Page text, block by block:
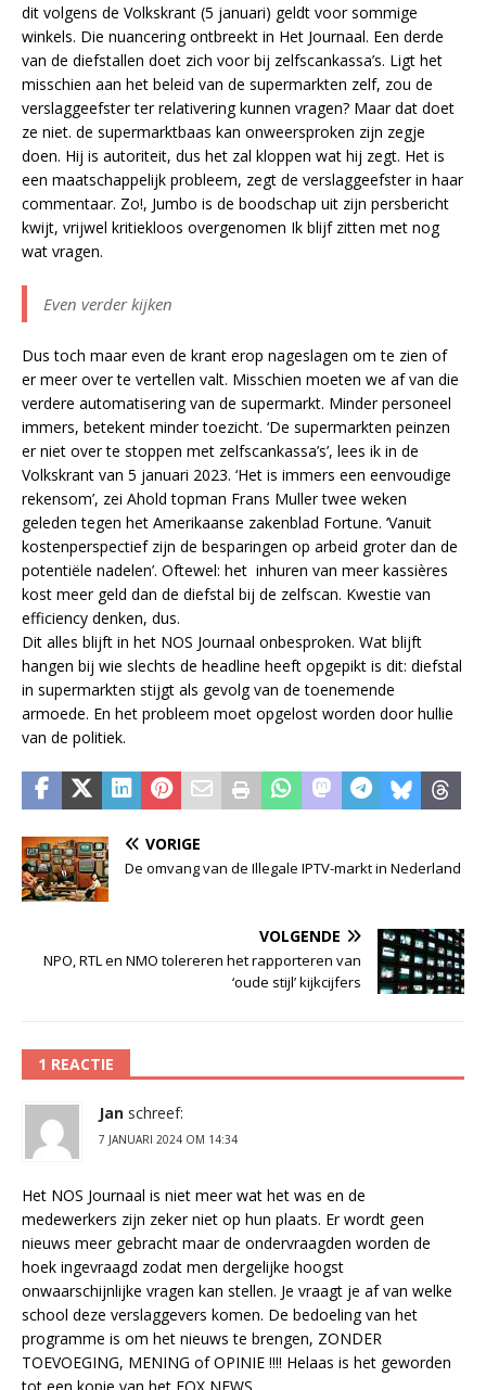
dit volgens de Volkskrant (5 januari) geldt voor sommige
winkels. Die nuancering ontbreekt in Het Journaal. Een derde
van de diefstallen doet zich voor bij zelfscankassa’s. Ligt het
misschien aan het beleid van de supermarkten zelf, zou de
verslaggeefster ter relativering kunnen vragen? Maar dat doet
ze niet. de supermarktbaas kan onweersproken zijn zegje
doen. Hij is autoriteit, dus het zal kloppen wat hij zegt. Het is
een maatschappelijk probleem, zegt de verslaggeefster in haar
commentaar. Zo!, Jumbo is de boodschap uit zijn persbericht
kwijt, vrijwel kritiekloos overgenomen Ik blijf zitten met nog
wat vragen.
Even verder kijken
Dus toch maar even de krant erop nageslagen om te zien of
er meer over te vertellen valt. Misschien moeten we af van die
verdere automatisering van de supermarkt. Minder personeel
immers, betekent minder toezicht. ‘De supermarkten peinzen
er niet over te stoppen met zelfscankassa’s’, lees ik in de
Volkskrant van 5 januari 2023. ‘Het is immers een eenvoudige
rekensom’, zei Ahold topman Frans Muller twee weken
geleden tegen het Amerikaanse zakenblad Fortune. ‘Vanuit
kostenperspectief zijn de besparingen op arbeid groter dan de
potentiële nadelen’. Oftewel: het inhuren van meer kassières
kost meer geld dan de diefstal bij de zelfscan. Kwestie van
efficiency denken, dus.
Dit alles blijft in het NOS Journaal onbesproken. Wat blijft
hangen bij wie slechts de headline heeft opgepikt is dit: diefstal
in supermarkten stijgt als gevolg van de toenemende
armoede. En het probleem moet opgelost worden door hullie
van de politiek.
VORIGE
De omvang van de Illegale IPTV-markt in Nederland
VOLGENDE
NPO, RTL en NMO tolereren het rapporteren van
‘oude stijl’ kijkcijfers
1 REACTIE
Jan schreef:
7 JANUARI 2024 OM 14:34
Het NOS Journaal is niet meer wat het was en de
medewerkers zijn zeker niet op hun plaats. Er wordt geen
nieuws meer gebracht maar de ondervraagden worden de
hoek ingevraagd zodat men dergelijke hoogst
onwaarschijnlijke vragen kan stellen. Je vraagt je af van welke
school deze verslaggevers komen. De bedoeling van het
programme is om het nieuws te brengen, ZONDER
TOEVOEGING, MENING of OPINIE !!!! Helaas is het geworden